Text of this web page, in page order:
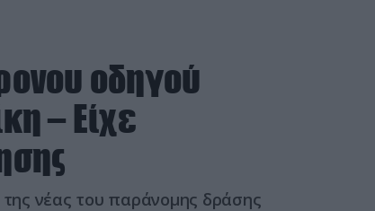
οδηγού
– Είχε
νέας του παράνομης δράσης